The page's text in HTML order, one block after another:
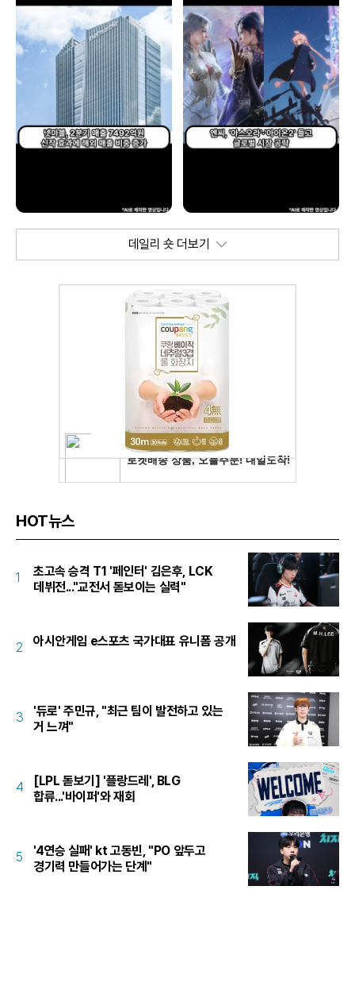
데일리 숏 더보기
HOT뉴스
1
초고속 승격 T1 '페인터' 김은후, LCK
데뷔전..."교전서 돋보이는 실력"
2 아시안게임 e스포츠 국가대표 유니폼 공개
3
'듀로' 주민규, "최근 팀이 발전하고 있는
거 느껴"
4
[LPL 돋보기] '플랑드레', BLG
합류...'바이퍼'와 재회
5
'4연승 실패' kt 고동빈, "PO 앞두고
경기력 만들어가는 단계"